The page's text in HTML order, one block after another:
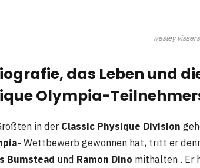
wesley vissers
das Leben und
Olympia-
in derClassic Physique Division
Wettbewerb gewonnen hat, tritt er
Bumstead und Ramon Dino mithalten . Er